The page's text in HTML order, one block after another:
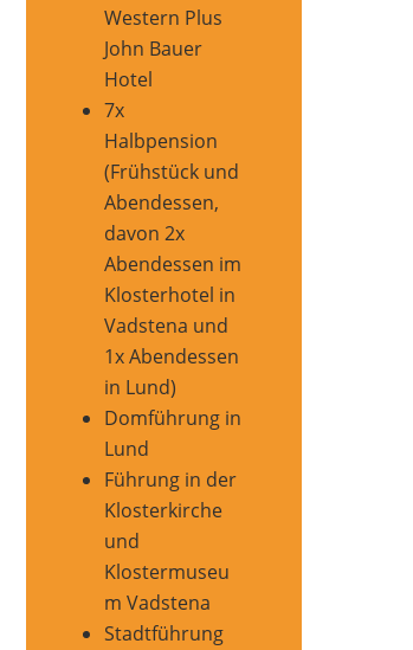
Western Plus
John Bauer
Hotel
7x
Halbpension
(Frühstück und
Abendessen,
davon 2x
Abendessen im
Klosterhotel in
Vadstena und
1x Abendessen
in Lund)
Domführung in
Lund
Führung in der
Klosterkirche
und
Klostermuseu
m Vadstena
Stadtführung